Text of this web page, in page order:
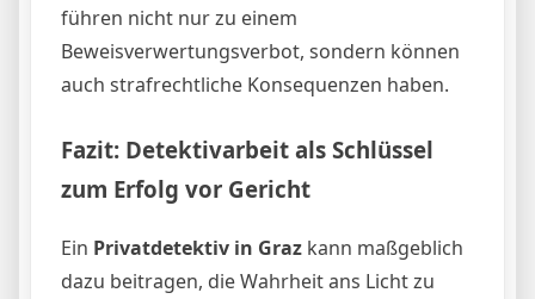
führen nicht nur zu einem
Beweisverwertungsverbot, sondern können
auch strafrechtliche Konsequenzen haben.
Fazit: Detektivarbeit als Schlüssel
zum Erfolg vor Gericht
Ein Privatdetektiv in Graz kann maßgeblich
dazu beitragen, die Wahrheit ans Licht zu